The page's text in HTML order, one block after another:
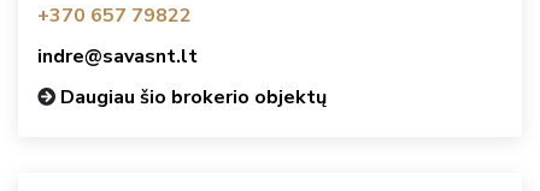
+370 657 79822
indre@savasnt.lt
Daugiau šio brokerio objektų